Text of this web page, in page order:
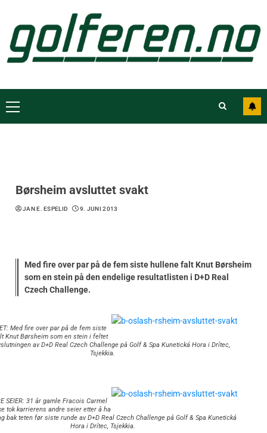
Børsheim avsluttet svakt
JAN E. ESPELID 9. JUNI 2013
Med fire over par på de fem siste hullene falt Knut Børsheim
som en stein på den endelige resultatlisten i D+D Real
Czech Challenge.
Med fire over par på de fem siste
Knut Børsheim som en stein i feltet
av D+D Real Czech Challenge på Golf & Spa Kunetická Hora i Drítec,
Tsjekkia.
SEIER: 31 år gamle Fracois Carmel
tok karrierens andre seier etter å ha
bak teten før siste runde av D+D Real Czech Challenge på Golf & Spa Kunetická
Hora i Drítec, Tsjekkia.